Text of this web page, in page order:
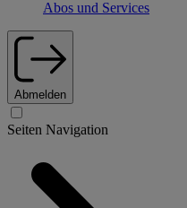
Abos und Services
Abmelden
Seiten Navigation